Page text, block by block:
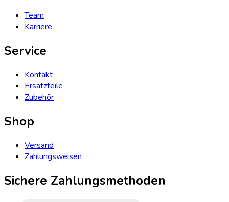
Team
Karriere
Service
Kontakt
Ersatzteile
Zubehör
Shop
Versand
Zahlungsweisen
Sichere Zahlungsmethoden